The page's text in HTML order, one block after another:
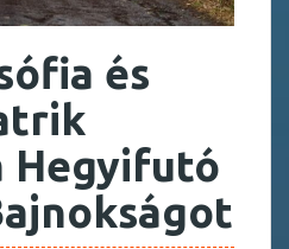
és
Hegyifutó